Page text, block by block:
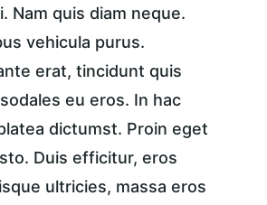
Nam quis diam neque.
vehicula purus.
erat, tincidunt quis
eu eros. In hac
dictumst. Proin eget
Duis efficitur, eros
ultricies, massa eros